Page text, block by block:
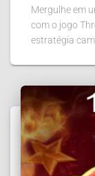
Mergulhe em
com o jogo
estratégia